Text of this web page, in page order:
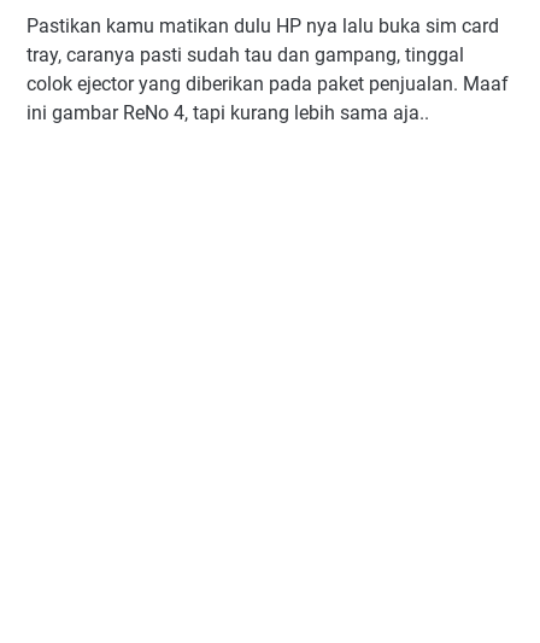
Pastikan kamu matikan dulu HP nya lalu buka sim card
tray, caranya pasti sudah tau dan gampang, tinggal
colok ejector yang diberikan pada paket penjualan. Maaf
ini gambar ReNo 4, tapi kurang lebih sama aja..